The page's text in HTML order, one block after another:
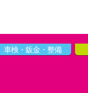
車検・鈑金・整備